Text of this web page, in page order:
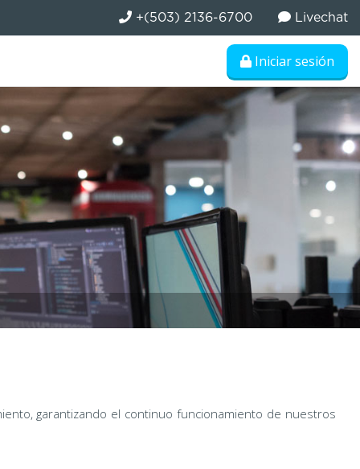
+(503) 2136-6700 Livechat
Iniciar sesión
garantizando el continuo funcionamiento de nuestros